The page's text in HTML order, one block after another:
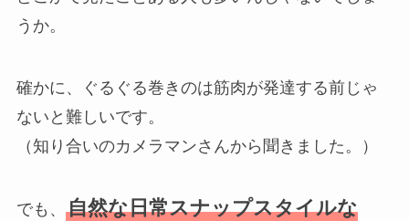
うか。
確かに、ぐるぐる巻きのは筋肉が発達する前じゃ
ないと難しいです。
（知り合いのカメラマンさんから聞きました。）
でも、 自然な日常スナップスタイルな